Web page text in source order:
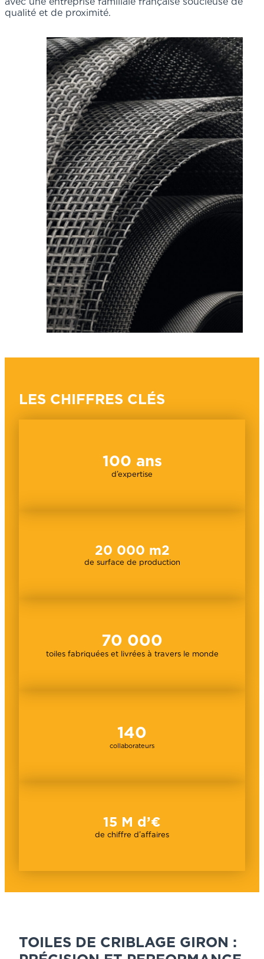
qualité et de proximité.
LES CHIFFRES CLÉS
100 ans
d’expertise
20 000 m2
de surface de production
70 000
toiles fabriquées et livrées à travers le monde
140
collaborateurs
15 M d’€
de chiffre d’affaires
TOILES DE CRIBLAGE GIRON :